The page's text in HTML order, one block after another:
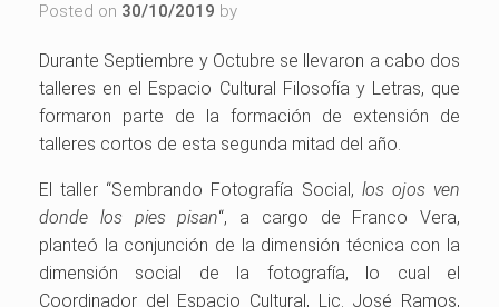
Posted on 30/10/2019 by
Durante Septiembre y Octubre se llevaron a cabo dos
talleres en el Espacio Cultural Filosofía y Letras, que
formaron parte de la formación de extensión de
talleres cortos de esta segunda mitad del año.
El taller “Sembrando Fotografía Social, los ojos ven
donde los pies pisan“, a cargo de Franco Vera,
planteó la conjunción de la dimensión técnica con la
dimensión social de la fotografía, lo cual el
Coordinador del Espacio Cultural, Lic. José Ramos,